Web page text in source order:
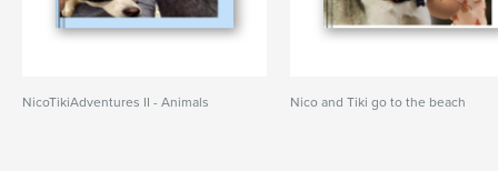
NicoTikiAdventures II - Animals Nico and Tiki go to the beach